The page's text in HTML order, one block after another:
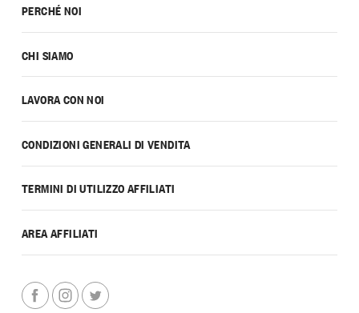
PERCHÉ NOI
CHI SIAMO
LAVORA CON NOI
CONDIZIONI GENERALI DI VENDITA
TERMINI DI UTILIZZO AFFILIATI
AREA AFFILIATI